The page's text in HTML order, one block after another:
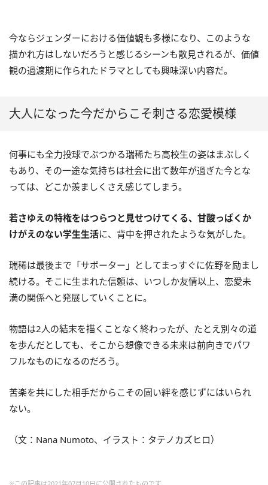
今ならジェンダーにおける価値観も多様になり、このような
描かれ方はしないだろうと感じるシーンも散見されるが、価値
観の過渡期に作られたドラマとしても興味深い内容だ。
大人になった今だからこそ刺さる恋愛模様
何事にも全力投球でぶつかる瑞稀たち高校生の姿はまぶしく
もあり、その一途な気持ちは社会に出て数年が過ぎた今とな
っては、どこか羨ましくさえ感じてしまう。
若さゆえの特権をはつらつと見せつけてくる、甘酸っぱくか
けがえのない学生生活に、背中を押されたような気がした。
瑞稀は最後まで「サポーター」としてまっすぐに佐野を励まし
続ける。そこに生まれた信頼は、いつしか友情以上、恋愛未
満の関係へと発展していくことに。
物語は2人の結末を描くことなく終わったが、たとえ別々の道
を歩んだとしても、そこから想像できる未来は前向きでパワ
フルなものになるのだろう。
苦楽を共にした相手だからこその固い絆を感じずにはいられ
ない。
（文：Nana Numoto、イラスト：タテノカズヒロ）